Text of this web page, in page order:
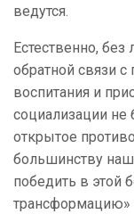
ведутся.
Естественно,
обратной связи
воспитания и
социализации не
открытое
большинству
победить в этой
трансформацию»